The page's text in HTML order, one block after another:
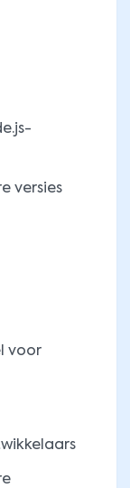
versies
voor